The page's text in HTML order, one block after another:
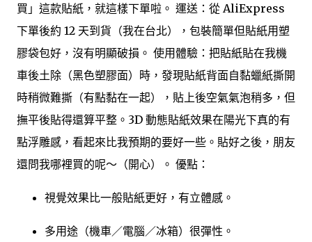
買」這款貼紙，就這樣下單啦。 運送：從 AliExpress
下單後約 12 天到貨（我在台北），包裝簡單但貼紙用塑
膠袋包好，沒有明顯破損。 使用體驗：把貼紙貼在我機
車後土除（黑色塑膠面）時，發現貼紙背面自黏蠟紙撕開
時稍微難撕（有點黏在一起），貼上後空氣氣泡稍多，但
撫平後貼得還算平整。3D 動態貼紙效果在陽光下真的有
點浮雕感，看起來比我預期的要好一些。貼好之後，朋友
還問我哪裡買的呢～（開心）。 優點：
視覺效果比一般貼紙更好，有立體感。
多用途（機車／電腦／冰箱）很彈性。